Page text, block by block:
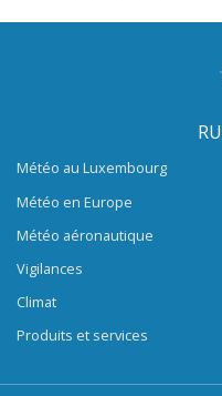
Météo au Luxembourg
Météo en Europe
Météo aéronautique
Vigilances
Climat
Produits et services